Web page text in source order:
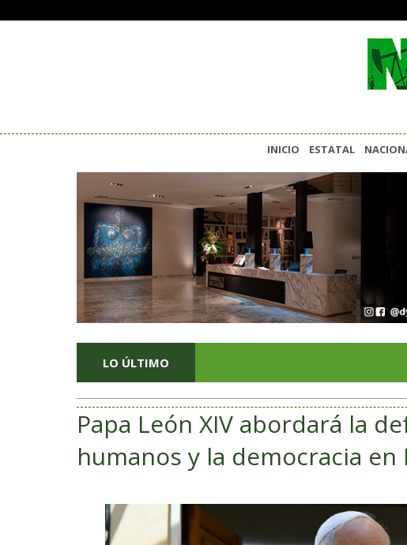
INICIO ESTATAL
LO ÚLTIMO
Papa León XIV abordará la
humanos y la democracia en